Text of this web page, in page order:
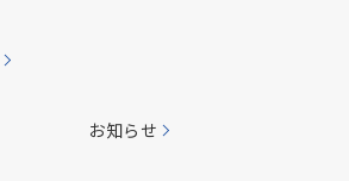
お知らせ